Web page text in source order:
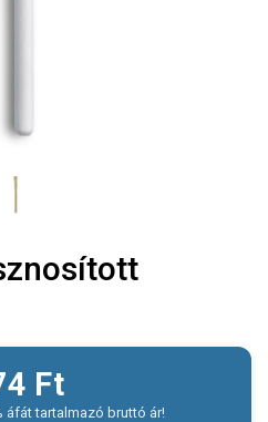
Ft
áfát tartalmazó bruttó ár!